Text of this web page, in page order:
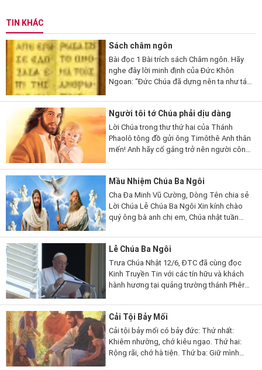
TIN KHÁC
Sách châm ngôn
Bài đọc 1 Bài trích sách Châm ngôn. Hãy
nghe đây lời minh định của Đức Khôn
Ngoan: “Đức Chúa đã dựng nên ta như tác
trình của Người từ thời xa...
Người tôi tớ Chúa phải dịu dàng
Lời Chúa trong thư thứ hai của Thánh
Phaolô tông đồ gửi ông Timôthê Anh thân
mến! Anh hãy cố gắng trở nên người công
thuận hòa cùng những ai kêu...
Mầu Nhiệm Chúa Ba Ngôi
Cha Đa Minh Vũ Cường, Dòng Tên chia sẻ
Lời Chúa Lễ Chúa Ba Ngôi Xin kính chào
quý ông bà anh chị em, Chúa nhật tuần
Ba Ngôi: Chúa Cha,...
Lễ Chúa Ba Ngôi
Trưa Chúa Nhật 12/6, ĐTC đã cùng đọc
Kinh Truyền Tin với các tín hữu và khách
hành hương tại quảng trường thánh Phêrô.
rất đông tín hữu đến từ rất...
Cải Tội Bảy Mối
Cải tội bảy mối có bảy đức: Thứ nhất:
Khiêm nhường, chớ kiêu ngạo. Thứ hai:
Rộng rãi, chớ hà tiện. Thứ ba: Giữ mình